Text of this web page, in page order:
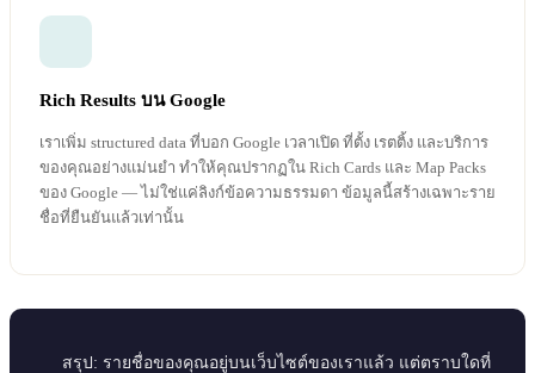
Rich Results บน Google
เราเพิ่ม structured data ที่บอก Google เวลาเปิด ที่ตั้ง เรตติ้ง และบริการ
ของคุณอย่างแม่นยำ ทำให้คุณปรากฏใน Rich Cards และ Map Packs
ของ Google — ไม่ใช่แค่ลิงก์ข้อความธรรมดา ข้อมูลนี้สร้างเฉพาะราย
ชื่อที่ยืนยันแล้วเท่านั้น
สรุป: รายชื่อของคุณอยู่บนเว็บไซต์ของเราแล้ว แต่ตราบใดที่